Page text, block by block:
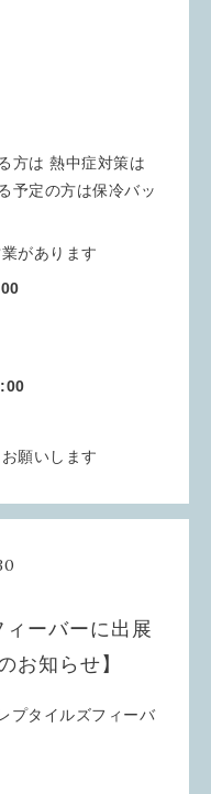
方は 熱中症対策は
予定の方は保冷バッ
があります
休業
願いします
ーバーに出展
お知らせ】
プタイルズフィーバ